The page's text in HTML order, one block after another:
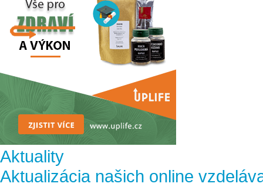
Aktuality
Aktualizácia našich online